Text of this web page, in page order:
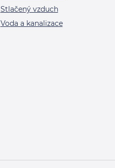
Stlačený vzduch
Voda a kanalizace